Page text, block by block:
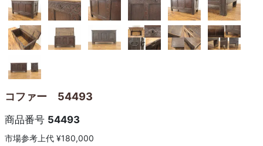
コファー 54493
商品番号 54493
市場参考上代 ¥180,000